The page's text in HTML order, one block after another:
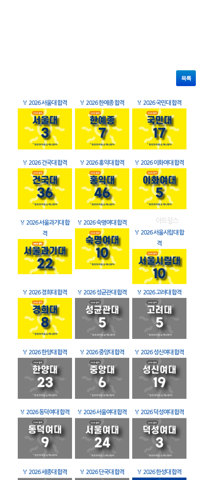
목록
🏅 2026 서울대 합격 🏅 2026 한예종 합격 🏅 2026 국민대 합격
🏅 2026 건국대 합격 🏅 2026 홍익대 합격 🏅 2026 이화여대 합격
🏅 2026 서울과기대 합
격
🏅 2026 숙명여대 합격
🏅 2026 서울시립대 합
격
🏅 2026 경희대 합격 🏅 2026 성균관대 합격 🏅 2026 고려대 합격
🏅 2026 한양대 합격 🏅 2026 중앙대 합격 🏅 2026 성신여대 합격
🏅 2026 동덕여대 합격 🏅 2026 서울여대 합격 🏅 2026 덕성여대 합격
🏅 2026 세종대 합격 🏅 2026 단국대 합격 🏅 2026 한성대 합격